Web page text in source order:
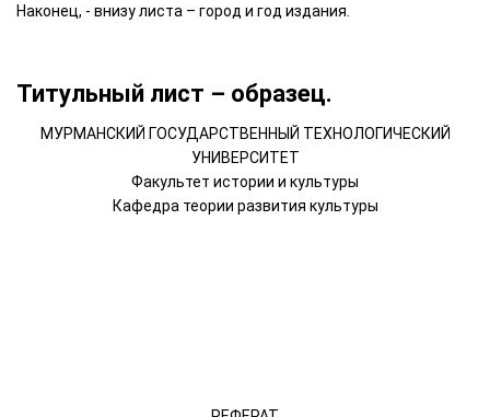
Наконец, - внизу листа – город и год издания.
Титульный лист – образец.
МУРМАНСКИЙ ГОСУДАРСТВЕННЫЙ ТЕХНОЛОГИЧЕСКИЙ
УНИВЕРСИТЕТ
Факультет истории и культуры
Кафедра теории развития культуры